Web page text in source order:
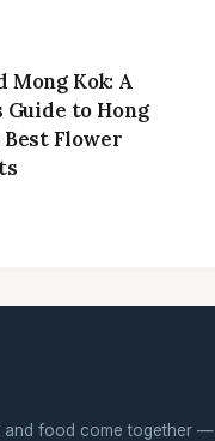
Mong Kok: A
Guide to Hong
Best Flower
and food come together